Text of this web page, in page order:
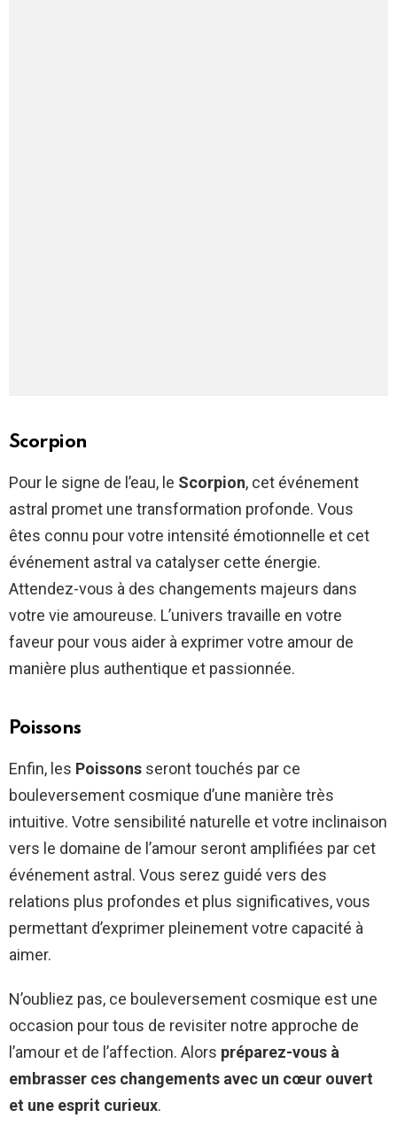
Scorpion
Pour le signe de l’eau, le Scorpion, cet événement
astral promet une transformation profonde. Vous
êtes connu pour votre intensité émotionnelle et cet
événement astral va catalyser cette énergie.
Attendez-vous à des changements majeurs dans
votre vie amoureuse. L’univers travaille en votre
faveur pour vous aider à exprimer votre amour de
manière plus authentique et passionnée.
Poissons
Enfin, les Poissons seront touchés par ce
bouleversement cosmique d’une manière très
intuitive. Votre sensibilité naturelle et votre inclinaison
vers le domaine de l’amour seront amplifiées par cet
événement astral. Vous serez guidé vers des
relations plus profondes et plus significatives, vous
permettant d’exprimer pleinement votre capacité à
aimer.
N’oubliez pas, ce bouleversement cosmique est une
occasion pour tous de revisiter notre approche de
l’amour et de l’affection. Alors préparez-vous à
embrasser ces changements avec un cœur ouvert
et une esprit curieux.